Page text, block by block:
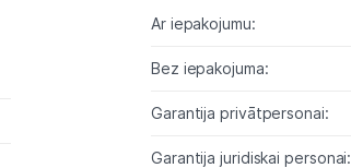
Ar iepakojumu:
Bez iepakojuma:
Garantija privātpersonai:
Garantija juridiskai personai: